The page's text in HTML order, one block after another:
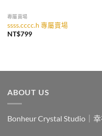
專屬賣場
ssss.cccc.h 專屬賣場
NT$799
ABOUT US
Bonheur Crystal Studio｜